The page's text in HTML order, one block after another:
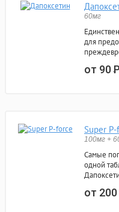
60мг
для
от 90Р
Super
100мг +
Самые
одной
от 200